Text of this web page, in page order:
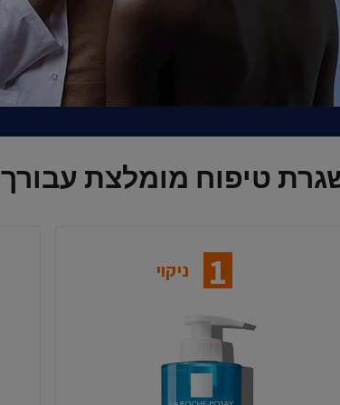
טיפוח מומלצת עבורך
1 ניקוי